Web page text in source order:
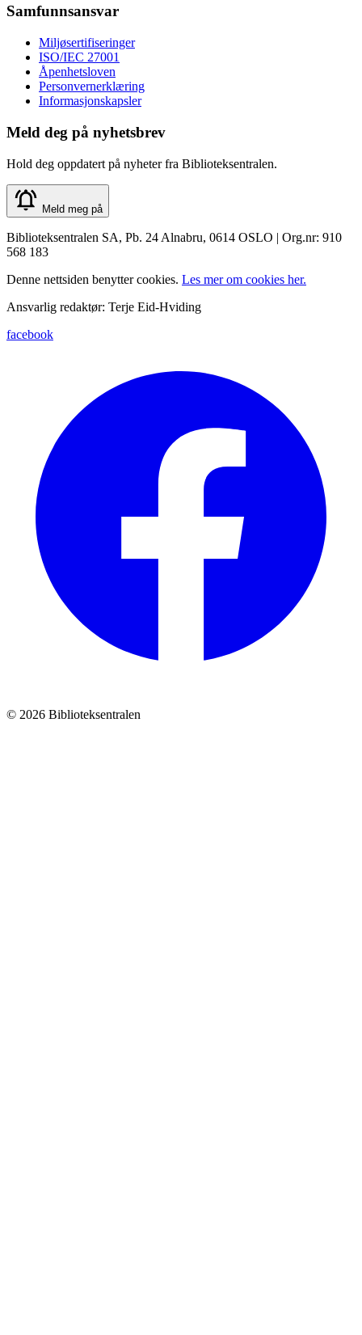
Samfunnsansvar
Miljøsertifiseringer
ISO/IEC 27001
Åpenhetsloven
Personvernerklæring
Informasjonskapsler
Meld deg på nyhetsbrev
Hold deg oppdatert på nyheter fra Biblioteksentralen.
Meld meg på
Biblioteksentralen SA, Pb. 24 Alnabru, 0614 OSLO | Org.nr: 910
568 183
Denne nettsiden benytter cookies. Les mer om cookies her.
Ansvarlig redaktør: Terje Eid-Hviding
facebook
© 2026 Biblioteksentralen